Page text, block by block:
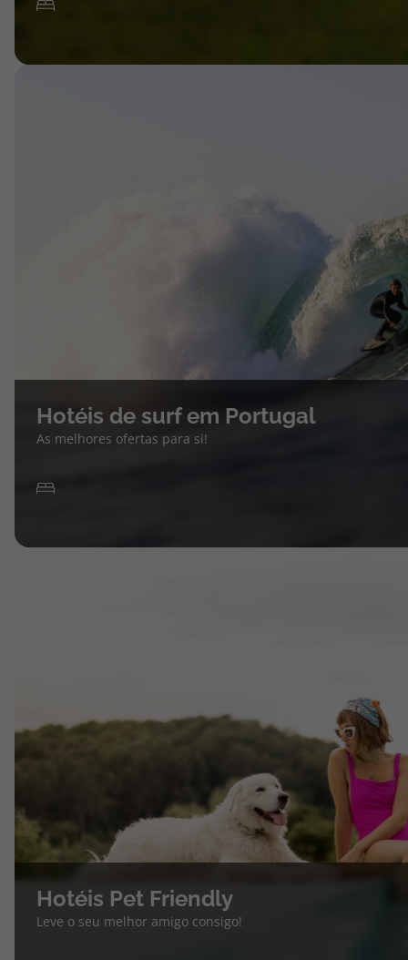
Hotéis de surf em Portugal
As melhores ofertas para si!
Hotéis Pet Friendly
Leve o seu melhor amigo consigo!